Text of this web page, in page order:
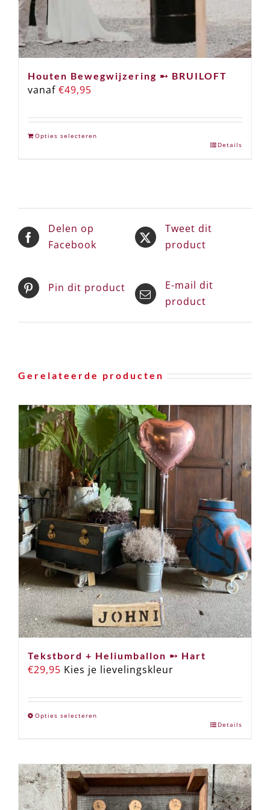
Houten Bewegwijzering ➸ BRUILOFT
vanaf €49,95
Opties selecteren
Details
Delen op
Facebook
Tweet dit
product
Pin dit product
E-mail dit
product
Gerelateerde producten
Tekstbord + Heliumballon ➸ Hart
€29,95 Kies je lievelingskleur
Opties selecteren
meerdere
variaties.
Details